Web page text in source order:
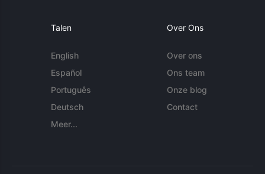
Talen
English
Español
Português
Deutsch
Meer...
Over Ons
Over ons
Ons team
Onze blog
Contact